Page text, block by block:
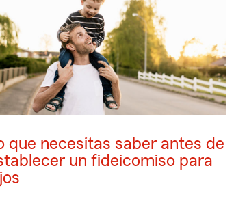
que necesitas saber antes de
un fideicomiso para